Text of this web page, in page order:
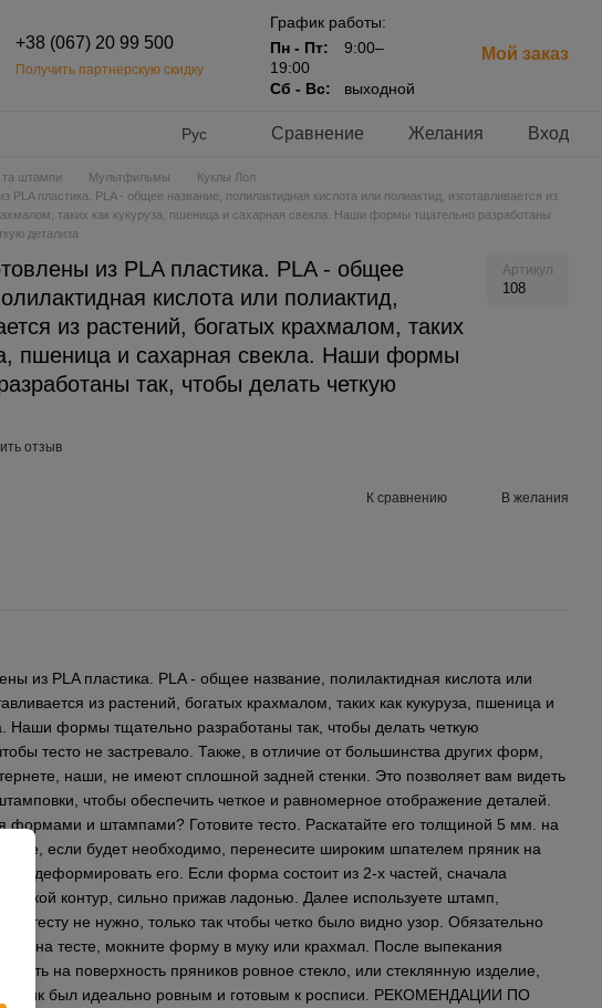
+38 (067) 20 99 500
Получить партнерскую скидку
График работы:
Пн - Пт:
9:00–
19:00
Сб - Вс:
выходной
Мой заказ
Рус Сравнение Желания Вход
та штампи Мультфильмы
Куклы Лол
PLA пластика. PLA - общее название, полилактидная кислота или полиактид, изготавливается из
таких как кукуруза, пшеница и сахарная свекла. Наши формы тщательно разработаны
детализа
из PLA пластика. PLA - общее
кислота или полиактид,
из растений, богатых крахмалом, таких
пшеница и сахарная свекла. Наши формы
так, чтобы делать четкую
Артикул
108
отзыв
К сравнению В желания
из PLA пластика. PLA - общее название, полилактидная кислота или
из растений, богатых крахмалом, таких как кукуруза, пшеница и
Наши формы тщательно разработаны так, чтобы делать четкую
тесто не застревало. Также, в отличие от большинства других форм,
наши, не имеют сплошной задней стенки. Это позволяет вам видеть
чтобы обеспечить четкое и равномерное отображение деталей.
формами и штампами? Готовите тесто. Раскатайте его толщиной 5 мм. на
если будет необходимо, перенесите широким шпателем пряник на
не деформировать его. Если форма состоит из 2-х частей, сначала
контур, сильно прижав ладонью. Далее используете штамп,
к тесту не нужно, только так чтобы четко было видно узор. Обязательно
на тесте, мокните форму в муку или крахмал. После выпекания
на поверхность пряников ровное стекло, или стеклянную изделие,
пряник был идеально ровным и готовым к росписи. РЕКОМЕНДАЦИИ ПО